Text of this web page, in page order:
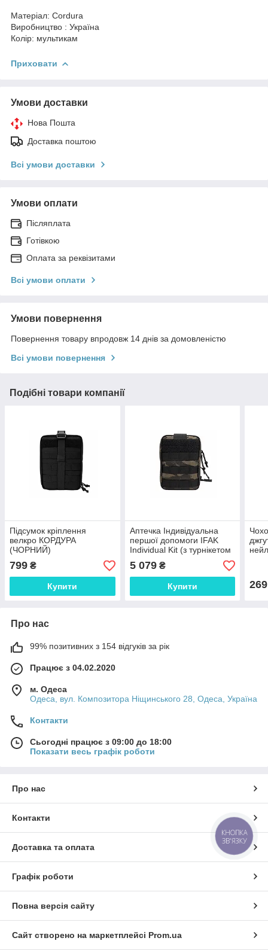
Матеріал: Cordura
Виробництво : Україна
Колір: мультикам
Приховати
Умови доставки
Нова Пошта
Доставка поштою
Всі умови доставки
Умови оплати
Післяплата
Готівкою
Оплата за реквізитами
Всі умови оплати
Умови повернення
Повернення товару впродовж 14 днів за домовленістю
Всі умови повернення
Подібні товари компанії
Підсумок кріплення
велкро КОРДУРА
(ЧОРНИЙ)
799 ₴
Купити
Аптечка Індивідуальна
першої допомоги IFAK
Individual Kit (з турнікетом
CAT 7)
5 079₴
Купити 269
Про нас
99% позитивних з 154 відгуків за рік
Працює з 04.02.2020
м. Одеса
Одеса, вул. Композитора Ніщинського 28, Одеса, Україна
Контакти
Сьогодні працює з 09:00 до 18:00
Показати весь графік роботи
Про нас
Контакти
Доставка та оплата
Графік роботи
Повна версія сайту
Сайт створено на маркетплейсі Prom.ua
КНОПКА
ЗВ'ЯЗКУ